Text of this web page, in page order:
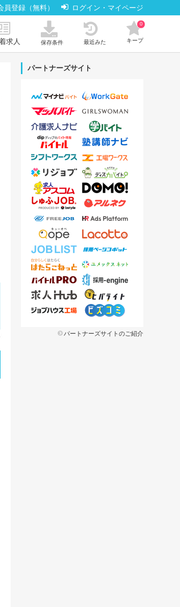
員登録（無料） ログイン・マイページ
求人 保存条件 最近みた キープ
0
パートナーズサイト
パートナーズサイトのご紹介